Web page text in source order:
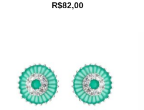
R$82,00